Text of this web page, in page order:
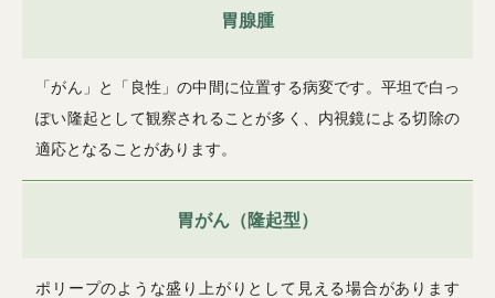
胃腺腫
「がん」と「良性」の中間に位置する病変です。平坦で白っ
ぽい隆起として観察されることが多く、内視鏡による切除の
適応となることがあります。
胃がん（隆起型）
ポリープのような盛り上がりとして見える場合があります